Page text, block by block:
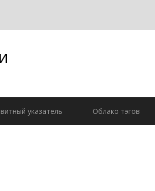
указатель Облако тэгов